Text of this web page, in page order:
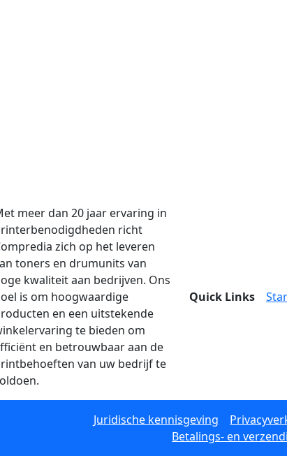
meer dan 20 jaar ervaring in
richt
zich op het leveren
toners en drumunits van
kwaliteit aan bedrijven. Ons
is om hoogwaardige
en een uitstekende
te bieden om
en betrouwbaar aan de
van uw bedrijf te
Quick Links
Juridische kennisgeving
Betalings- en